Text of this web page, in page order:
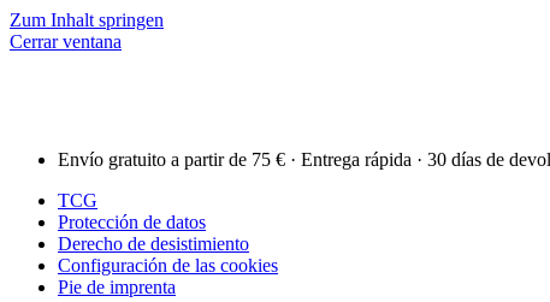
Zum Inhalt springen
Cerrar ventana
Envío gratuito a partir de 75 € · Entrega rápida · 30 días de
TCG
Protección de datos
Derecho de desistimiento
Configuración de las cookies
Pie de imprenta